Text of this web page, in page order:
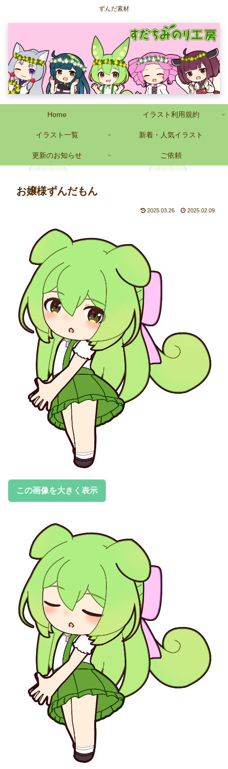
ずんだ素材
Home イラスト利用規約
イラスト一覧 新着・人気イラスト
更新のお知らせ ご依頼
お嬢様ずんだもん
2025.03.26 2025.02.09
この画像を大きく表示